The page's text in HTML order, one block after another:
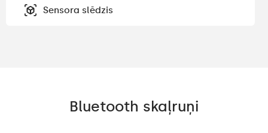
Sensora slēdzis
Bluetooth skaļruņi